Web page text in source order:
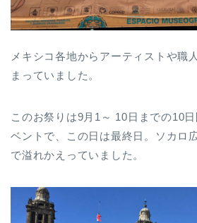
メキシコ各地からアーティストや職
まっていました。
このお祭りは9月1～ 10日までの10
ベントで、この日は最終日。ソカロ
で溢れかえっていました。